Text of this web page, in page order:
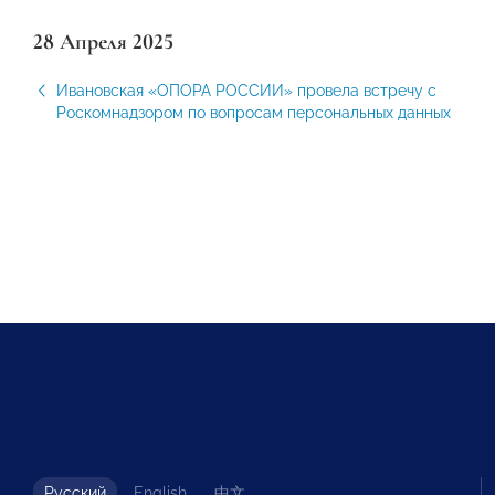
28 Апреля 2025
Ивановская «ОПОРА РОССИИ» провела встречу с
Роскомнадзором по вопросам персональных данных